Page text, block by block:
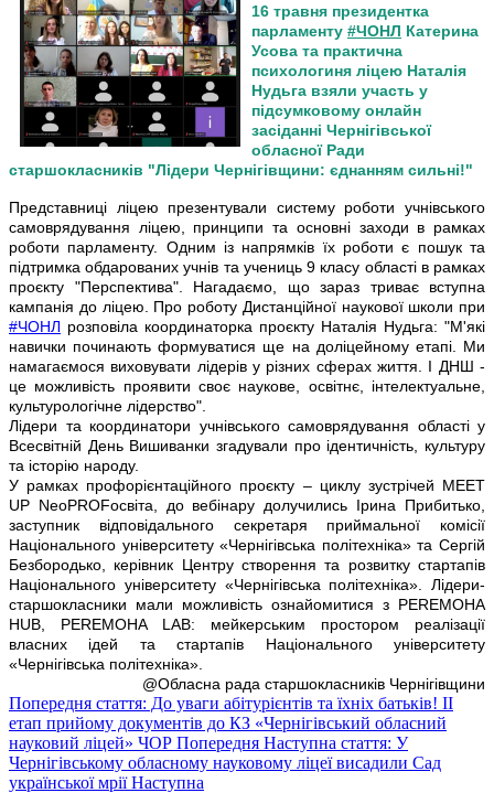
16 травня президентка
парламенту #ЧОНЛ Катерина
Усова та практична
психологиня ліцею Наталія
Нудьга взяли участь у
підсумковому онлайн
засіданні Чернігівської
обласної Ради
старшокласників "Лідери Чернігівщини: єднанням сильні!"
Представниці ліцею презентували систему роботи учнівського
самоврядування ліцею, принципи та основні заходи в рамках
роботи парламенту. Одним із напрямків їх роботи є пошук та
підтримка обдарованих учнів та учениць 9 класу області в рамках
проєкту "Перспектива". Нагадаємо, що зараз триває вступна
кампанія до ліцею. Про роботу Дистанційної наукової школи при
#ЧОНЛ розповіла координаторка проєкту Наталія Нудьга: "М'які
навички починають формуватися ще на доліцейному етапі. Ми
намагаємося виховувати лідерів у різних сферах життя. І ДНШ -
це можливість проявити своє наукове, освітнє, інтелектуальне,
культурологічне лідерство".
Лідери та координатори учнівського самоврядування області у
Всесвітній День Вишиванки згадували про ідентичність, культуру
та історію народу.
У рамках профорієнтаційного проєкту – циклу зустрічей MEET
UP NeoPROFосвіта, до вебінару долучились Ірина Прибитько,
заступник відповідального секретаря приймальної комісії
Національного університету «Чернігівська політехніка» та Сергій
Безбородько, керівник Центру створення та розвитку стартапів
Національного університету «Чернігівська політехніка». Лідери-
старшокласники мали можливість ознайомитися з PEREMOHA
HUB, PEREMOHA LAB: мейкерським простором реалізації
власних ідей та стартапів Національного університету
«Чернігівська політехніка».
@Обласна рада старшокласників Чернігівщини
Попередня стаття: До уваги абітурієнтів та їхніх батьків! ІІ
етап прийому документів до КЗ «Чернігівський обласний
науковий ліцей» ЧОР Попередня Наступна стаття: У
Чернігівському обласному науковому ліцеї висадили Сад
української мріїНаступна